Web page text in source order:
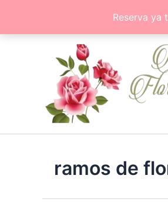
Reserva ya
contenido
ramos de